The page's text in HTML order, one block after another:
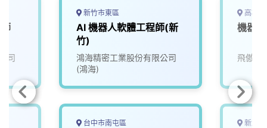
司
新竹市東區
AI 機器人軟體工程師(新
竹)
鴻海精密工業股份有限公司
(鴻海)
台中市南屯區
高雄
機器
飛傲科
新北